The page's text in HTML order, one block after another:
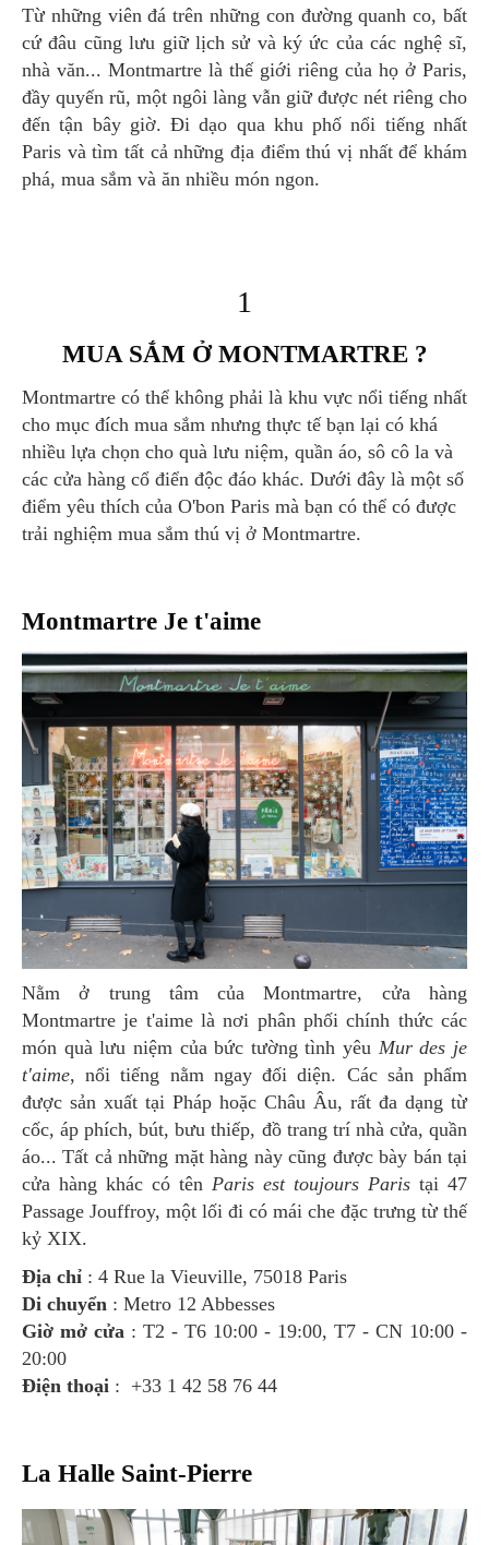
Từ những viên đá trên những con đường quanh co, bất
cứ đâu cũng lưu giữ lịch sử và ký ức của các nghệ sĩ,
nhà văn... Montmartre là thế giới riêng của họ ở Paris,
đầy quyến rũ, một ngôi làng vẫn giữ được nét riêng cho
đến tận bây giờ. Đi dạo qua khu phố nổi tiếng nhất
Paris và tìm tất cả những địa điểm thú vị nhất để khám
phá, mua sắm và ăn nhiều món ngon.
1
MUA SẮM Ở MONTMARTRE ?
Montmartre có thể không phải là khu vực nổi tiếng nhất
cho mục đích mua sắm nhưng thực tế bạn lại có khá
nhiều lựa chọn cho quà lưu niệm, quần áo, sô cô la và
các cửa hàng cổ điển độc đáo khác. Dưới đây là một số
điểm yêu thích của O'bon Paris mà bạn có thể có được
trải nghiệm mua sắm thú vị ở Montmartre.
Montmartre Je t'aime
Nằm ở trung tâm của Montmartre, cửa hàng
Montmartre je t'aime là nơi phân phối chính thức các
món quà lưu niệm của bức tường tình yêu Mur des je
t'aime, nổi tiếng nằm ngay đối diện. Các sản phẩm
được sản xuất tại Pháp hoặc Châu Âu, rất đa dạng từ
cốc, áp phích, bút, bưu thiếp, đồ trang trí nhà cửa, quần
áo... Tất cả những mặt hàng này cũng được bày bán tại
cửa hàng khác có tên Paris est toujours Paris tại 47
Passage Jouffroy, một lối đi có mái che đặc trưng từ thế
kỷ XIX.
Địa chỉ : 4 Rue la Vieuville, 75018 Paris
Di chuyển : Metro 12 Abbesses
Giờ mở cửa : T2 - T6 10:00 - 19:00, T7 - CN 10:00 -
20:00
Điện thoại : +33 1 42 58 76 44
La Halle Saint-Pierre